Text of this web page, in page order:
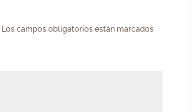
Los campos obligatorios están marcados